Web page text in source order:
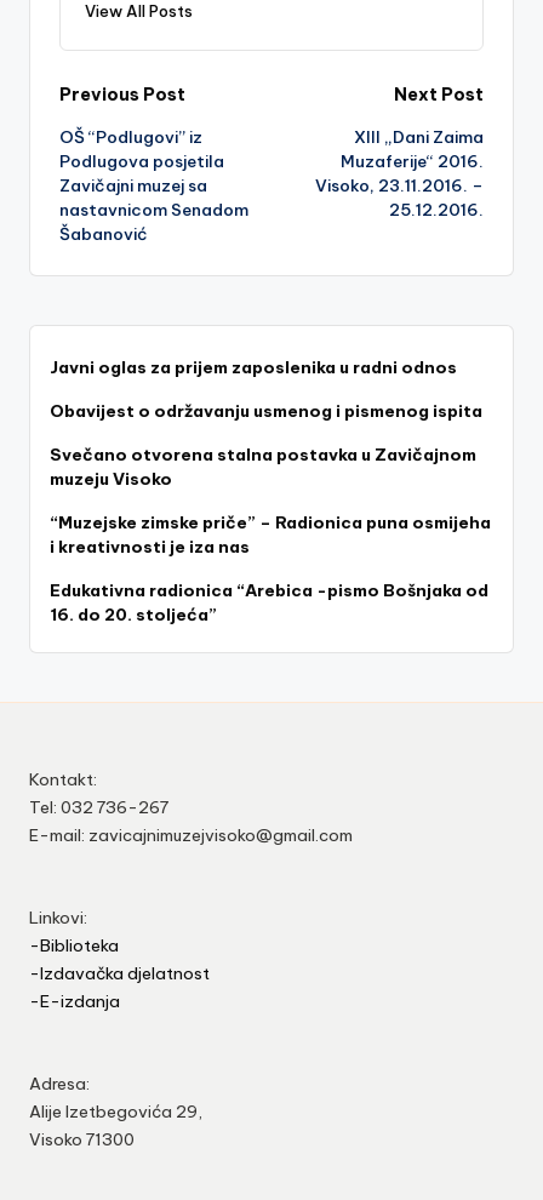
View All Posts
Post
navigation
Previous Post
OŠ “Podlugovi” iz
Podlugova posjetila
Zavičajni muzej sa
nastavnicom Senadom
Šabanović
Next Post
XIII „Dani Zaima
Muzaferije“ 2016.
Visoko, 23.11.2016. –
25.12.2016.
Javni oglas za prijem zaposlenika u radni odnos
Obavijest o održavanju usmenog i pismenog ispita
Svečano otvorena stalna postavka u Zavičajnom
muzeju Visoko
“Muzejske zimske priče” – Radionica puna osmijeha
i kreativnosti je iza nas
Edukativna radionica “Arebica -pismo Bošnjaka od
16. do 20. stoljeća”
Kontakt:
Tel: 032 736-267
E-mail: zavicajnimuzejvisoko@gmail.com
Linkovi:
-Biblioteka
-Izdavačka djelatnost
-E-izdanja
Adresa:
Alije Izetbegovića 29,
Visoko 71300